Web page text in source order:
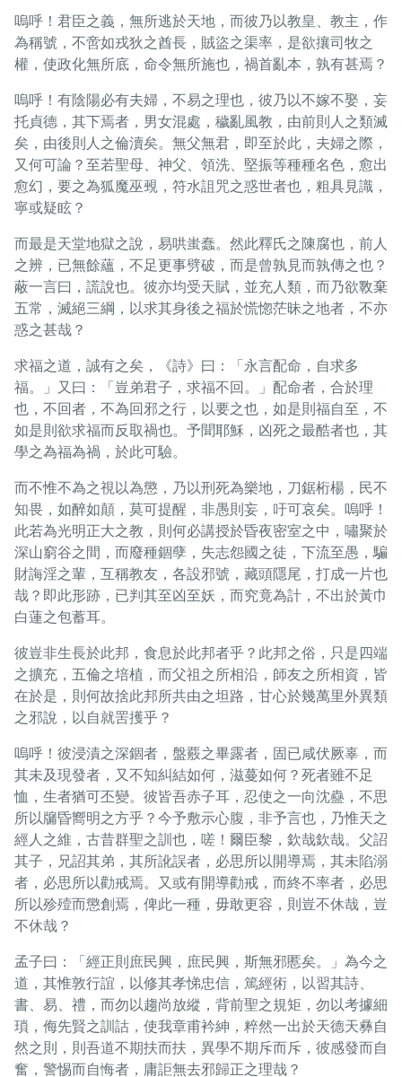
嗚呼！君臣之義，無所逃於天地，而彼乃以教皇、教主，作
為稱號，不啻如戎狄之酋長，賊盜之渠率，是欲攘司牧之
權，使政化無所底，命令無所施也，禍首亂本，孰有甚焉？
嗚呼！有陰陽必有夫婦，不易之理也，彼乃以不嫁不娶，妄
托貞德，其下焉者，男女混處，穢亂風教，由前則人之類滅
矣，由後則人之倫瀆矣。無父無君，即至於此，夫婦之際，
又何可論？至若聖母、神父、領洗、堅振等種種名色，愈出
愈幻，要之為狐魔巫覡，符水詛咒之惑世者也，粗具見識，
寧或疑眩？
而最是天堂地獄之說，易哄蚩蠢。然此釋氏之陳腐也，前人
之辨，已無餘蘊，不足更事劈破，而是曾孰見而孰傳之也？
蔽一言曰，謊說也。彼亦均受天賦，並充人類，而乃欲斁棄
五常，滅絕三綱，以求其身後之福於慌惚茫昧之地者，不亦
惑之甚哉？
求福之道，誠有之矣，《詩》曰：「永言配命，自求多
福。」又曰：「豈弟君子，求福不回。」配命者，合於理
也，不回者，不為回邪之行，以要之也，如是則福自至，不
如是則欲求福而反取禍也。予聞耶穌，凶死之最酷者也，其
學之為福為禍，於此可驗。
而不惟不為之視以為懲，乃以刑死為樂地，刀鋸桁楊，民不
知畏，如醉如顛，莫可提醒，非愚則妄，吁可哀矣。嗚呼！
此若為光明正大之教，則何必講授於昏夜密室之中，嘯聚於
深山窮谷之間，而廢種錮孽，失志怨國之徒，下流至愚，騙
財誨淫之輩，互稱教友，各設邪號，藏頭隱尾，打成一片也
哉？即此形跡，已判其至凶至妖，而究竟為計，不出於黃巾
白蓮之包蓄耳。
彼豈非生長於此邦，食息於此邦者乎？此邦之俗，只是四端
之擴充，五倫之培植，而父祖之所相沿，師友之所相資，皆
在於是，則何故捨此邦所共由之坦路，甘心於幾萬里外異類
之邪說，以自就罟擭乎？
嗚呼！彼浸漬之深錮者，盤覈之畢露者，固已咸伏厥辜，而
其未及現發者，又不知糾結如何，滋蔓如何？死者雖不足
恤，生者猶可丕變。彼皆吾赤子耳，忍使之一向沈蠱，不思
所以牖昏嚮明之方乎？今予敷示心腹，非予言也，乃惟天之
經人之維，古昔群聖之訓也，嗟！爾臣黎，欽哉欽哉。父詔
其子，兄詔其弟，其所訛誤者，必思所以開導焉，其未陷溺
者，必思所以勸戒焉。又或有開導勸戒，而終不率者，必思
所以殄殪而懲創焉，俾此一種，毋敢更容，則豈不休哉，豈
不休哉？
孟子曰：「經正則庶民興，庶民興，斯無邪慝矣。」為今之
道，其惟敦行誼，以修其孝悌忠信，篤經術，以習其詩、
書、易、禮，而勿以趨尚放縱，背前聖之規矩，勿以考據細
瑣，侮先賢之訓詁，使我章甫衿紳，粹然一出於天德天彝自
然之則，則吾道不期扶而扶，異學不期斥而斥，彼感發而自
奮，警惕而自悔者，庸詎無去邪歸正之理哉？